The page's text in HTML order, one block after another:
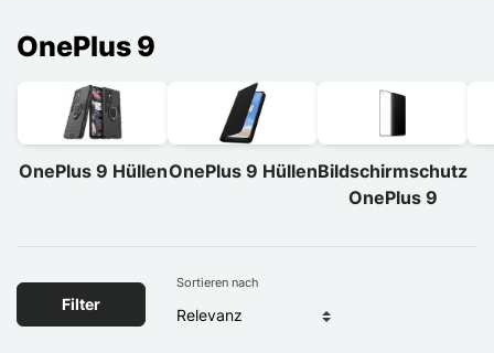
OnePlus 9
OnePlus 9 HüllenOnePlus 9 HüllenBildschirmschutz
OnePlus 9
Filter
Sortieren nach